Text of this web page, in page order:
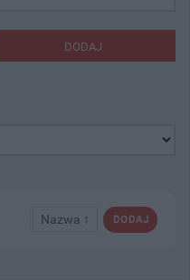
DODAJ
DODAJ
Nazwa ↑